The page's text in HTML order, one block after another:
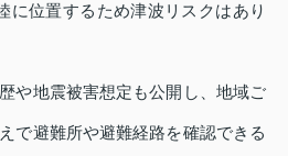
に位置するため津波リスクはあり
や地震被害想定も公開し、地域ご
で避難所や避難経路を確認できる